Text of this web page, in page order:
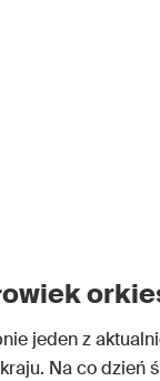
jeden z
Na co dzień